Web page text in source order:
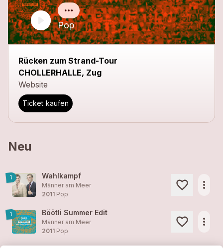
Pop
Rücken zum Strand-Tour
CHOLLERHALLE, Zug
Website
Ticket kaufen
Neu
1 Wahlkampf
Männer am Meer
2011 Pop
more_horiz
1 Böötli Summer Edit
Männer am Meer
2011 Pop
more_horiz